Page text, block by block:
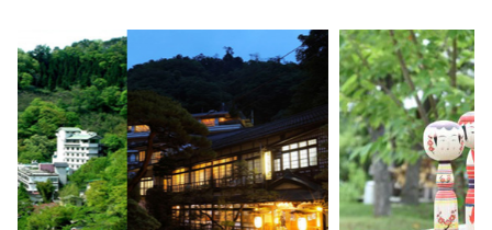
はじめ、蔵王連峰の伏流水がもたらす恩恵によって育まれた
「白石産ササニシキ」や創業明治6年の歴史を持つ「蔵王酒
造」の日本酒など、伝統と新しさをあわせ持つ白石グルメを堪
能いただけます。
自治体ホームページは こちら（外部サイト）
外部サイトへ遷移します。
個人情報の保護は遷移先サイトの方針に従います。